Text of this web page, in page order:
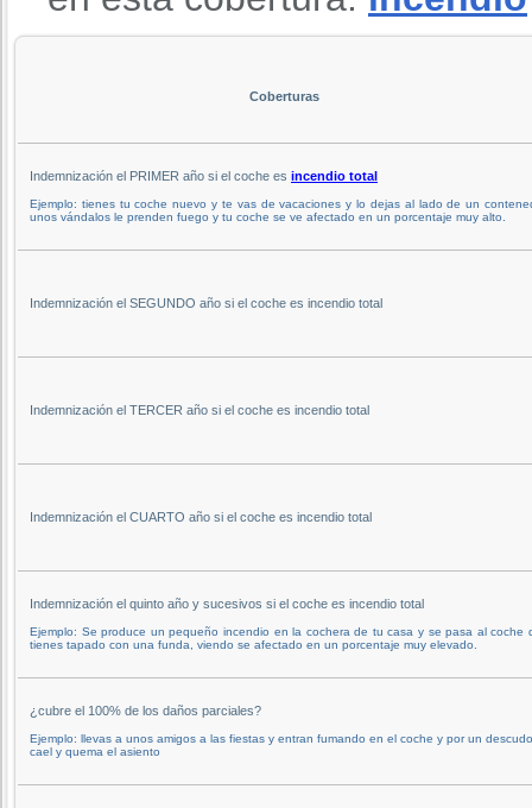
Coberturas
Indemnización el PRIMER año si el coche es incendio total
Ejemplo: tienes tu coche nuevo y te vas de vacaciones y lo dejas al lado de un
unos vándalos le prenden fuego y tu coche se ve afectado en un porcentaje muy alto.
Indemnización el SEGUNDO año si el coche es incendio total
Indemnización el TERCER año si el coche es incendio total
Indemnización el CUARTO año si el coche es incendio total
Indemnización el quinto año y sucesivos si el coche es incendio total
Ejemplo: Se produce un pequeño incendio en la cochera de tu casa y se pasa al coche
tienes tapado con una funda, viendo se afectado en un porcentaje muy elevado.
¿cubre el 100% de los daños parciales?
Ejemplo: llevas a unos amigos a las fiestas y entran fumando en el coche y por un
cael y quema el asiento